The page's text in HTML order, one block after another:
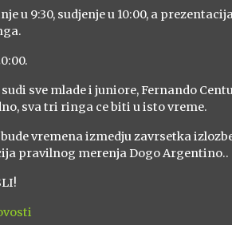
u 9:30, sudjenje u 10:00, a
sve mlade i juniore, Fernando
sva tri ringa ce biti u isto vreme.
bude vremena izmedju zavrsetka
pravilnog merenja Dogo Argentino..